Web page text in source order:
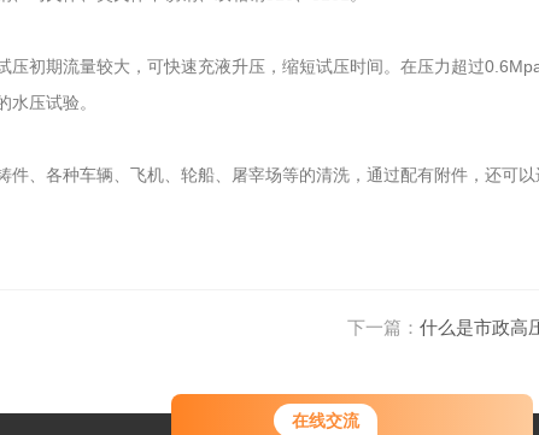
在线交流
初期流量较大，可快速充液升压，缩短试压时间。在压力超过
压试验。
、各种车辆、飞机、轮船、屠宰场等的清洗，通过配有附件，还可
下一篇： 什么是市政高